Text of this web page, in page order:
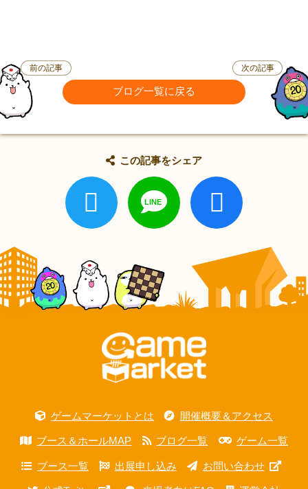
前の記事
ブログ一覧に戻る
次の記事
この記事をシェア
ゲームマーケットとは 開催概要＆アクセス
ブース＆ホールMAP ブログ一覧 ゲーム一覧
ブース一覧 出展申し込み お問い合わせ